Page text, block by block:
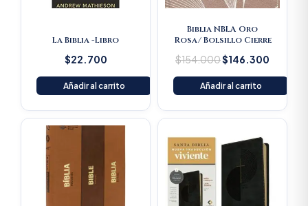
La Biblia -Libro
$22.700
Añadir al carrito
Biblia NBLA Oro
Rosa/ Bolsillo Cierre
$154.000$146.300
Añadir al carrito
Original
$159.000.
Current
$151.050.
was:
$145.200.
Current
is: